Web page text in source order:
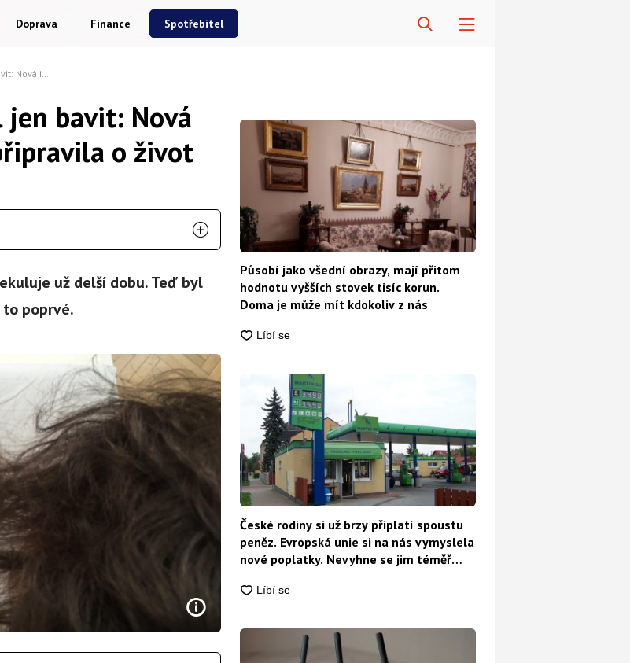
Doprava Finance Spotřebitel
připravila o život
jen bavit: Nová
o život
už delší dobu. Teď byl
poprvé.
Působí jako všední obrazy, mají přitom
hodnotu vyšších stovek tisíc korun.
Doma je může mít kdokoliv z nás
České rodiny si už brzy připlatí spoustu
peněz. Evropská unie si na nás vymyslela
nové poplatky. Nevyhne se jim téměř